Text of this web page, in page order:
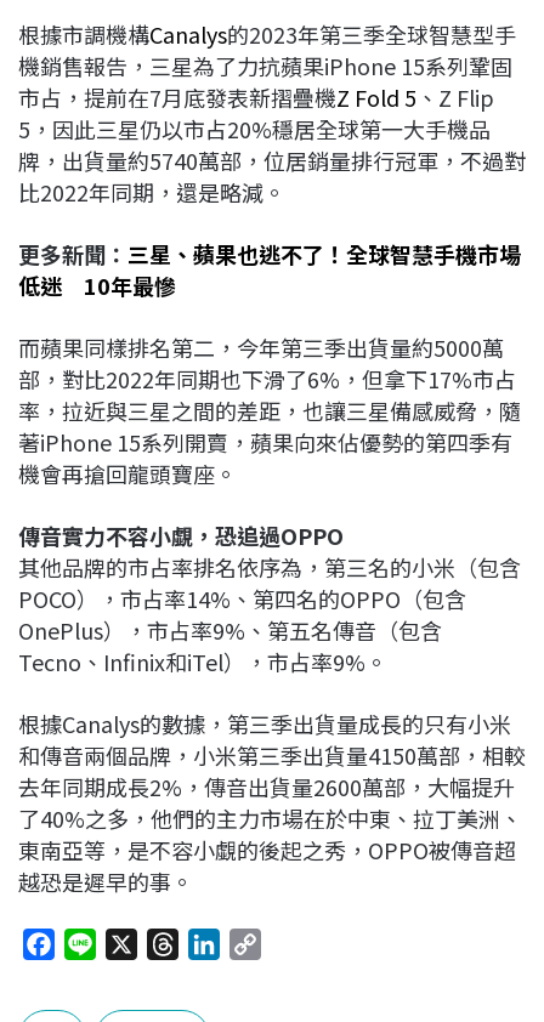
根據市調機構Canalys的2023年第三季全球智慧型手
機銷售報告，三星為了力抗蘋果iPhone 15系列鞏固
市占，提前在7月底發表新摺疊機Z Fold 5 、Z Flip
5，因此三星仍以市占20%穩居全球第一大手機品
牌，出貨量約5740萬部，位居銷量排行冠軍，不過對
比2022年同期，還是略減。
更多新聞： 三星、蘋果也逃不了！全球智慧手機市場
低迷 10年最慘
而蘋果同樣排名第二，今年第三季出貨量約5000萬
部，對比2022年同期也下滑了6%，但拿下17%市占
率，拉近與三星之間的差距，也讓三星備感威脅，隨
著iPhone 15系列開賣，蘋果向來佔優勢的第四季有
機會再搶回龍頭寶座。
傳音實力不容小覷，恐追過OPPO
其他品牌的市占率排名依序為，第三名的小米（包含
POCO），市占率14%、第四名的OPPO（包含
OnePlus），市占率9%、第五名傳音（包含
Tecno、Infinix和iTel），市占率9%。
根據Canalys的數據，第三季出貨量成長的只有小米
和傳音兩個品牌，小米第三季出貨量4150萬部，相較
去年同期成長2%，傳音出貨量2600萬部，大幅提升
了40%之多，他們的主力市場在於中東、拉丁美洲、
東南亞等，是不容小覷的後起之秀，OPPO被傳音超
越恐是遲早的事。
c
r